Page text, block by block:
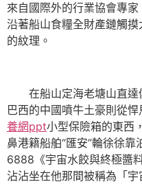
來自國際外的行業協會專
沿著船山食糧全財產鏈觸
的紋理。
在船山定海老塘山直
巴西的中國噴牛土豪則從
養網ppt小型保險箱的東西
鼻港籍船舶“匯安”輪徐徐
6888《宇宙水餃與終極醬
沾沾坐在他那間被稱為「